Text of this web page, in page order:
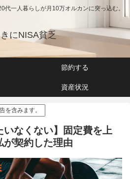
代一人暮らしが月10万オルカンに突っ込む。
にNISA貧乏
節約する
資産状況
を含みます。
いなくない】固定費を上
が契約した理由